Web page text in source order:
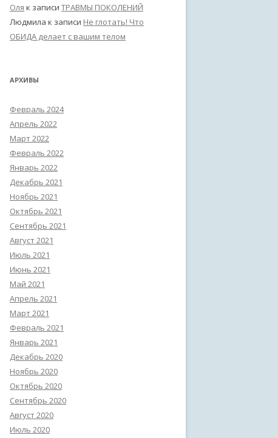
Оля к записи ТРАВМЫ ПОКОЛЕНИЙ
Людмила к записи Не глотать! Что
ОБИДА делает с вашим телом
АРХИВЫ
Февраль 2024
Апрель 2022
Март 2022
Февраль 2022
Январь 2022
Декабрь 2021
Ноябрь 2021
Октябрь 2021
Сентябрь 2021
Август 2021
Июль 2021
Июнь 2021
Май 2021
Апрель 2021
Март 2021
Февраль 2021
Январь 2021
Декабрь 2020
Ноябрь 2020
Октябрь 2020
Сентябрь 2020
Август 2020
Июль 2020